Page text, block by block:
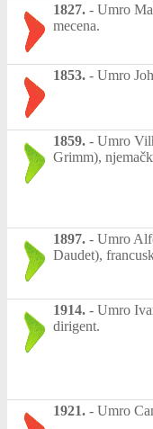
1827. - Umro
mecena.
1853. - Umro
1859. - Umro
Grimm),
1897. - Umro
Daudet),
1914. - Umro
dirigent.
1921. - Umro